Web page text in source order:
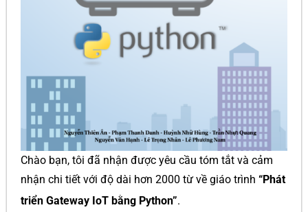
Chào bạn, tôi đã nhận được yêu cầu tóm tắt và cảm
nhận chi tiết với độ dài hơn 2000 từ về giáo trình “Phát
triển Gateway IoT bằng Python”.